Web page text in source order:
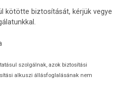
kötötte biztosítását, kérjük vegye
szolgálnak, azok biztosítási
alkuszi állásfoglalásának nem